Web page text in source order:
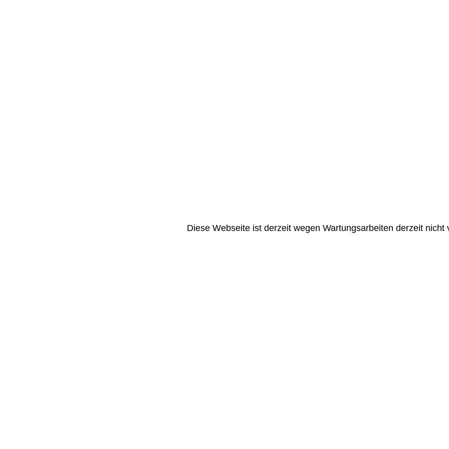
Diese Webseite ist derzeit wegen Wartungsarbeiten derzeit nicht